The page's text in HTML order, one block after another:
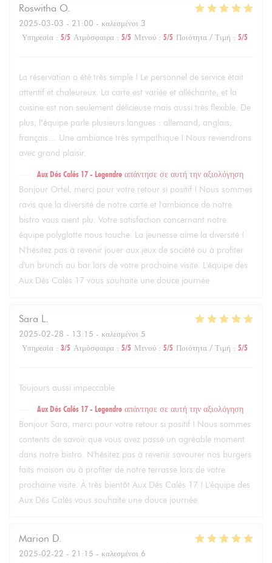
Roswitha O
2025-03-03 - 21:00 - καλεσμένοι 3
Υπηρεσία : 5/5 Ατμόσφαιρα : 5/5 Μενού : 5/5 Ποιότητα / Τιμή : 5/5
La réservation a été très simple ! Le personnel de service était
attentif et chaleureux. La carte est variée et alléchante, et la
cuisine est non seulement délicieuse mais aussi très flexible. De
plus, l’équipe parle plusieurs langues : allemand, anglais,
français… Une ambiance très sympathique ! Nous reviendrons
avec grand plaisir.
Aux Dés Calés 17 - Legendre απάντησε σε αυτή την αξιολόγηση
Bonjour Ortel, merci pour votre retour si positif ! Nous sommes
ravis que la diversité de notre carte et l'ambiance de notre
bistro vous aient plu. Votre satisfaction concernant notre
équipe polyglotte nous touche. La jeunesse aime la diversité !
N'hésitez pas à revenir jouer aux jeux de société ou à profiter
d'un brunch au bar lors de votre prochaine visite. L'équipe des
Aux Dés Calés 17 vous souhaite une douce journée
Sara L
2025-02-28 - 13:15 - καλεσμένοι 5
Υπηρεσία : 3/5 Ατμόσφαιρα : 5/5 Μενού : 5/5 Ποιότητα / Τιμή : 5/5
Toujours aussi impeccable
Aux Dés Calés 17 - Legendre απάντησε σε αυτή την αξιολόγηση
Bonjour Sara, merci pour votre retour si positif ! Nous sommes
contents de savoir que vous avez passé un agréable moment
dans notre bistro. N'hésitez pas à revenir savourer nos burgers
faits maison ou à profiter de notre terrasse lors de votre
prochaine visite. À très bientôt Aux Dés Calés 17 ! L'équipe des
Aux Dés Calés vous souhaite une douce journée
Marion D
2025-02-22 - 21:15 - καλεσμένοι 6